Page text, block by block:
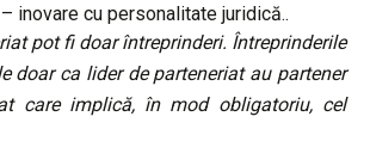
inovare cu personalitate juridică..
pot fi doar întreprinderi. Întreprinderile
doar ca lider de parteneriat au partener
care implică, în mod obligatoriu, cel